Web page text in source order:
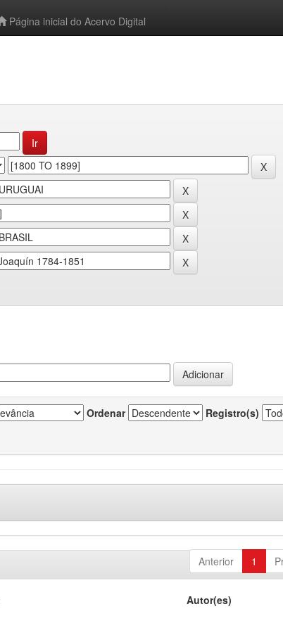
Página inicial do Acervo Digital
Ordenar Registro(s)
Anterior 1
Autor(es)